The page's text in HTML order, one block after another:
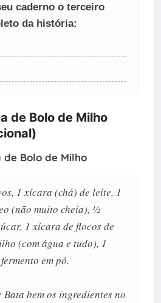
caderno o terceiro
da história:
de Bolo de Milho
de Bolo de Milho
1 xícara (chá) de leite, 1
(não muito cheia), ½
1 xícara de flocos de
(com água e tudo), 1
em pó.
Bata bem os ingredientes no